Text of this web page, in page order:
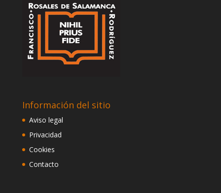
Información del sitio
Aviso legal
Privacidad
Cookies
Contacto